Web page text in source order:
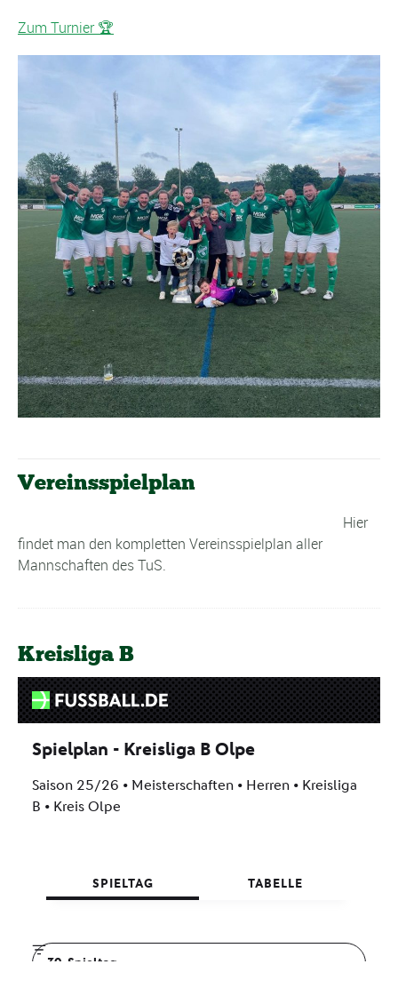
Zum Turnier 🏆
Vereinsspielplan
Hier
findet man den kompletten Vereinsspielplan aller
Mannschaften des TuS.
Kreisliga B